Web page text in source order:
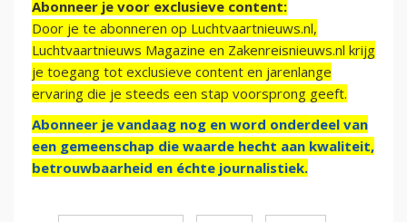
Abonneer je voor exclusieve content:
Door je te abonneren op Luchtvaartnieuws.nl,
Luchtvaartnieuws Magazine en Zakenreisnieuws.nl krijg
je toegang tot exclusieve content en jarenlange
ervaring die je steeds een stap voorsprong geeft.
Abonneer je vandaag nog en word onderdeel van
een gemeenschap die waarde hecht aan kwaliteit,
betrouwbaarheid en échte journalistiek.